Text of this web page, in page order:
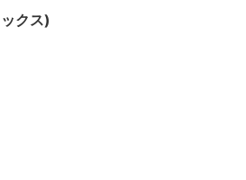
クス)